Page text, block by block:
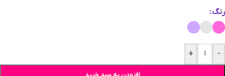
رنگ
-
+